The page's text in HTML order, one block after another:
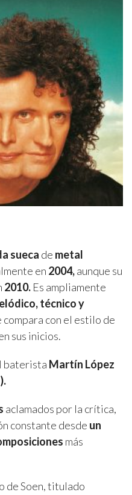
sueca de metal
en 2004,aunque su
2010. Es ampliamente
técnico y
compara con el estilo de
sus inicios.
baterista Martín López
aclamados por la crítica,
constante desde un
más
de Soen, titulado